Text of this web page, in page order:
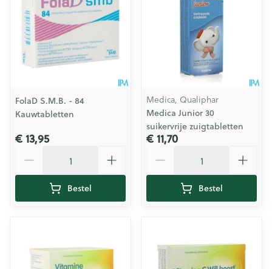
FolaD S.M.B. - 84
Kauwtabletten
€ 13,95
Bestel
Medica, Qualiphar
Medica Junior 30
suikervrije zuigtabletten
€ 11,70
Bestel